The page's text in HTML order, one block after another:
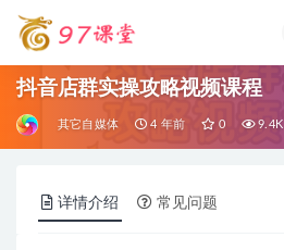
抖音店群实操攻略视频课程
其它自媒体 4 年前 0 9.4K
详情介绍 常见问题